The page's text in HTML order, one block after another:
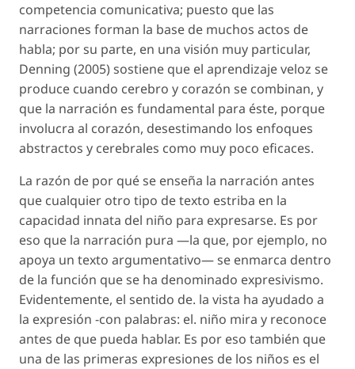
competencia comunicativa; puesto que las
narraciones forman la base de muchos actos de
habla; por su parte, en una visión muy particular,
Denning (2005) sostiene que el aprendizaje veloz se
produce cuando cerebro y corazón se combinan, y
que la narración es fundamental para éste, porque
involucra al corazón, desestimando los enfoques
abstractos y cerebrales como muy poco eficaces.
La razón de por qué se enseña la narración antes
que cualquier otro tipo de texto estriba en la
capacidad innata del niño para expresarse. Es por
eso que la narración pura —la que, por ejemplo, no
apoya un texto argumentativo— se enmarca dentro
de la función que se ha denominado expresivismo.
Evidentemente, el sentido de. la vista ha ayudado a
la expresión -con palabras: el. niño mira y reconoce
antes de que pueda hablar. Es por eso también que
una de las primeras expresiones de los niños es el